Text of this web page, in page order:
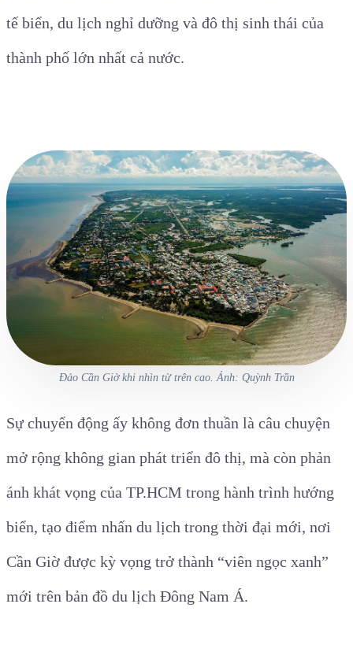
tế biển, du lịch nghỉ dưỡng và đô thị sinh thái của
thành phố lớn nhất cả nước.
Đảo Cần Giờ khi nhìn từ trên cao. Ảnh: Quỳnh Trần
Sự chuyển động ấy không đơn thuần là câu chuyện
mở rộng không gian phát triển đô thị, mà còn phản
ánh khát vọng của TP.HCM trong hành trình hướng
biển, tạo điểm nhấn du lịch trong thời đại mới, nơi
Cần Giờ được kỳ vọng trở thành “viên ngọc xanh”
mới trên bản đồ du lịch Đông Nam Á.